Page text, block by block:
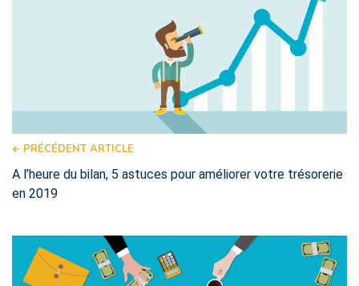
PRÉCÉDENT ARTICLE
A l’heure du bilan, 5 astuces pour améliorer votre trésorerie
en 2019